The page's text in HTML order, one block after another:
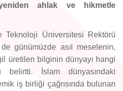
ahlak ve hikmetle
Üniversitesi Rektörü
günümüzde asıl meselenin,
üretilen bilginin dünyayı hangi
belirtti. İslam dünyasındaki
iş birliği çağrısında bulunan